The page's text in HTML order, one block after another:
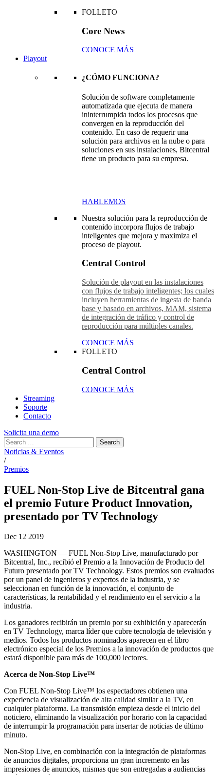
FOLLETO
Core News
CONOCE MÁS
Playout
¿CÓMO FUNCIONA?
Solución de software completamente
automatizada que ejecuta de manera
ininterrumpida todos los procesos que
convergen en la reproducción del
contenido. En caso de requerir una
solución para archivos en la nube o para
soluciones en sus instalaciones, Bitcentral
tiene un producto para su empresa.
HABLEMOS
Nuestra solución para la reproducción de
contenido incorpora flujos de trabajo
inteligentes que mejora y maximiza el
proceso de playout.
Central Control
Solución de playout en las instalaciones
con flujos de trabajo inteligentes; los cuales
incluyen herramientas de ingesta de banda
base y basado en archivos, MAM, sistema
de integración de tráfico y control de
reproducción para múltiples canales.
CONOCE MÁS
FOLLETO
Central Control
CONOCE MÁS
Streaming
Soporte
Contacto
Solicita una demo
Noticias & Eventos
/
Premios
FUEL Non-Stop Live de Bitcentral gana
el premio Future Product Innovation,
presentado por TV Technology
Dec 12 2019
WASHINGTON — FUEL Non-Stop Live, manufacturado por
Bitcentral, Inc., recibió el Premio a la Innovación de Producto del
Futuro presentado por TV Technology. Estos premios son evaluados
por un panel de ingenieros y expertos de la industria, y se
seleccionan en función de la innovación, el conjunto de
características, la rentabilidad y el rendimiento en el servicio a la
industria.
Los ganadores recibirán un premio por su exhibición y aparecerán
en TV Technology, marca líder que cubre tecnología de televisión y
medios. Todos los productos nominados aparecen en el libro
electrónico especial de los Premios a la innovación de productos que
estará disponible para más de 100,000 lectores.
Acerca de Non-Stop Live™
Con FUEL Non-Stop Live™ los espectadores obtienen una
experiencia de visualización de alta calidad similar a la TV, en
cualquier plataforma. La transmisión empieza desde el inicio del
noticiero, eliminando la visualización por horario con la capacidad
de interrumpir la programación para insertar de noticias de último
minuto.
Non-Stop Live, en combinación con la integración de plataformas
de anuncios digitales, proporciona un gran incremento en las
impresiones de anuncios, mismas que son entregadas a audiencias